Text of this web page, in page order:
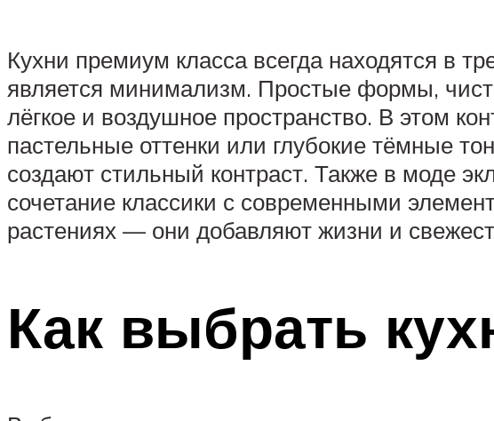
Кухни премиум класса всегда находятся в
является минимализм. Простые формы,
лёгкое и воздушное пространство. В этом
пастельные оттенки или глубокие тёмные
создают стильный контраст. Также в моде
сочетание классики с современными
растениях — они добавляют жизни и
Как выбрать